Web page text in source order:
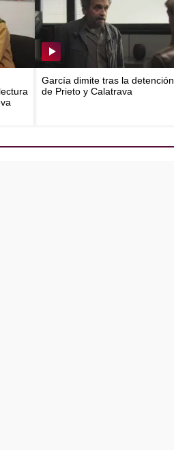
García dimite tras la detención
de Prieto y Calatrava